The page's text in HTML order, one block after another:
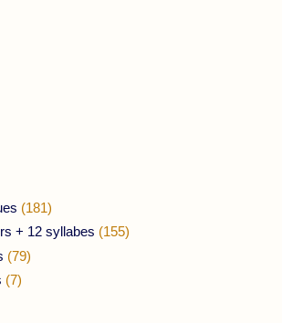
(181)
+ 12 syllabes (155)
(79)
(7)